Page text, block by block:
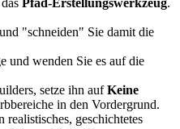
Pfad-Erstellungswerkzeug.
"schneiden" Sie damit die
und wenden Sie es auf die
setze ihn aufKeine
in den Vordergrund.
geschichtetes